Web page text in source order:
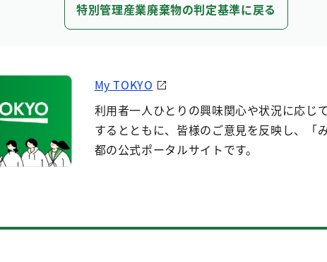
特別管理産業廃棄物の判定基準に戻る
My TOKYO
利用者一人ひとりの興味関心や状況に応じ
するとともに、皆様のご意見を反映し、「
都の公式ポータルサイトです。